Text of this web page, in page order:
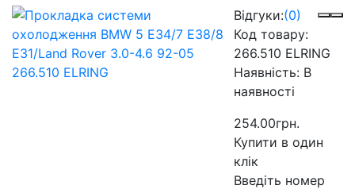
Відгуки:(0)
Код товару:
266.510 ELRING
Наявність: В
наявності
254.00грн.
Купити в один
клік
Введіть номер